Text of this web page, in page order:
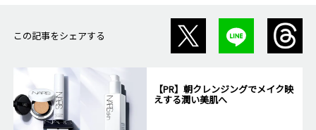
この記事をシェアする
【PR】朝クレンジングでメイク映
えする潤い美肌へ